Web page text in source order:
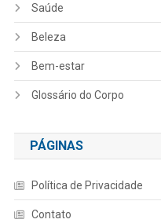
Saúde
Beleza
Bem-estar
Glossário do Corpo
PÁGINAS
Política de Privacidade
Contato